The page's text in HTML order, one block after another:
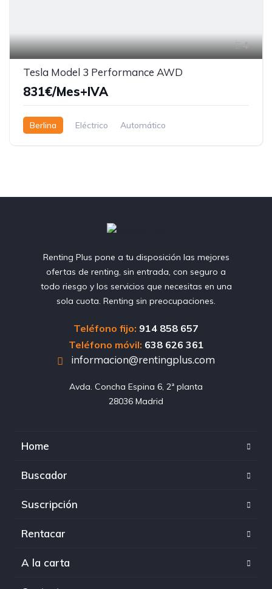
4
Tesla Model 3 Performance AWD
831€/Mes+IVA
Berlina Eléctrico Automático
Renting Plus pone a tu disposición las mejores
ofertas de renting, sin entrada, con seguro a
todo riesgo y los servicios que necesitas en una
sola cuota. Renting sin preocupaciones.
Teléfono fijo: 914 858 657
Teléfono móvil: 638 626 361
informacion@rentingplus.com
Avda. Concha Espina 6, 2ª planta
28036 Madrid
Home
Buscador
Suscripción
Rentacar
A la carta